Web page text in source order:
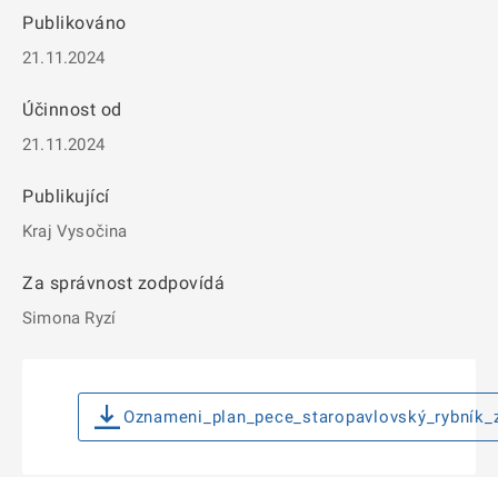
Publikováno
21.11.2024
Účinnost od
21.11.2024
Publikující
Kraj Vysočina
Za správnost zodpovídá
Simona Ryzí